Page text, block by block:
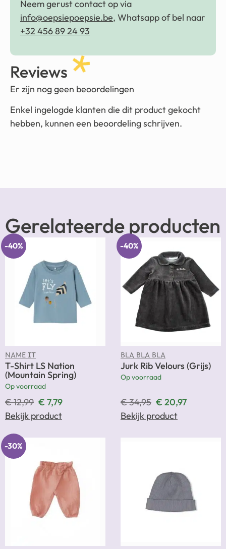
Neem gerust contact op via
info@oepsiepoepsie.be, Whatsapp of bel naar
+32 456 89 24 93
Reviews
Er zijn nog geen beoordelingen
Enkel ingelogde klanten die dit product gekocht
hebben, kunnen een beoordeling schrijven.
Gerelateerde producten
-40%
NAME IT
T-Shirt LS Nation
(Mountain Spring)
Op voorraad
€12,99 € 7,79
Bekijk product
-40%
BLA BLA BLA
Jurk Rib Velours (Grijs)
Op voorraad
€34,95 € 20,97
Bekijk product
-30%